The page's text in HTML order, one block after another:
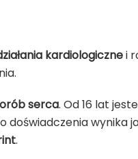
kardiologicznei
serca. Od 16 lat
doświadczenia wynika
.